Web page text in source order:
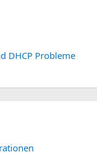
DHCP Probleme